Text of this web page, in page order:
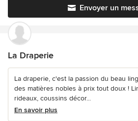
Envoyer un
La Draperie
La draperie, c'est la passion du beau
des matières nobles à prix tout doux !
rideaux, coussins décor...
En savoir plus